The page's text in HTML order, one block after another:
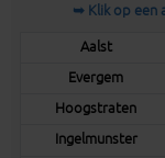
➥ Klik op een
Aalst
Evergem
Hoogstraten
Ingelmunster